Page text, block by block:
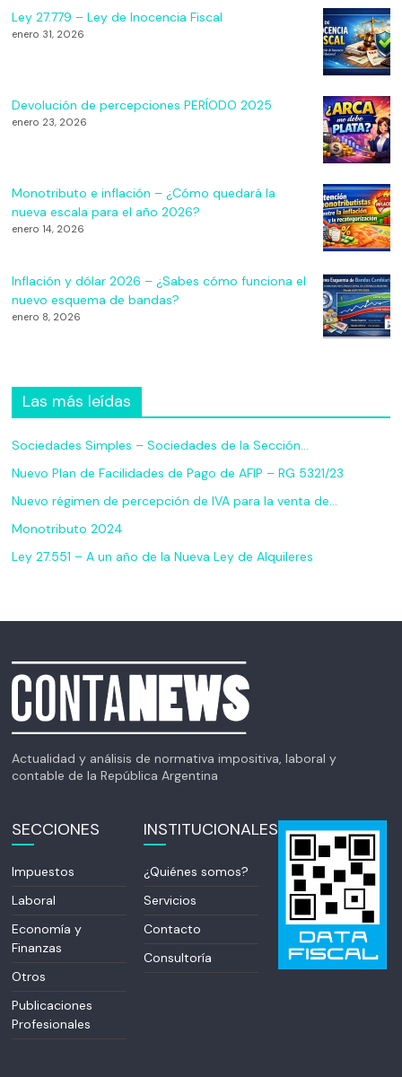
Ley 27.779 – Ley de Inocencia Fiscal
enero 31, 2026
Devolución de percepciones PERÍODO 2025
enero 23, 2026
Monotributo e inflación – ¿Cómo quedará la
nueva escala para el año 2026?
enero 14, 2026
Inflación y dólar 2026 – ¿Sabes cómo funciona el
nuevo esquema de bandas?
enero 8, 2026
Las más leídas
Sociedades Simples – Sociedades de la Sección…
Nuevo Plan de Facilidades de Pago de AFIP – RG 5321/23
Nuevo régimen de percepción de IVA para la venta de…
Monotributo 2024
Ley 27.551 – A un año de la Nueva Ley de Alquileres
Actualidad y análisis de normativa impositiva, laboral y
contable de la República Argentina
SECCIONES
Impuestos
Laboral
Economía y
Finanzas
Otros
Publicaciones
Profesionales
INSTITUCIONALES
¿Quiénes somos?
Servicios
Contacto
Consultoría